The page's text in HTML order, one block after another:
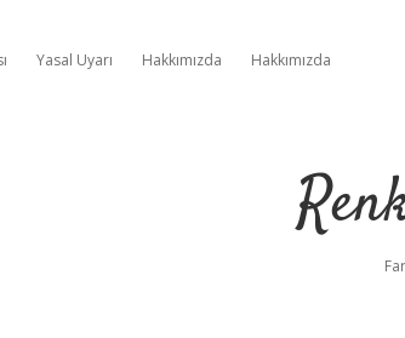
Yasal Uyarı Hakkımızda Hakkımızda